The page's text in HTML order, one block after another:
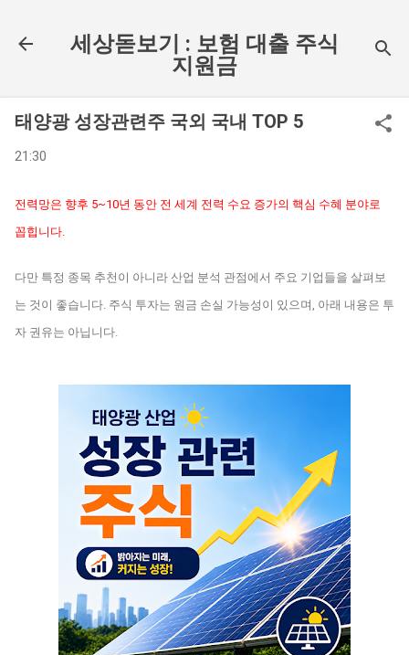
세상돋보기 : 보험 대출 주식
지원금
태양광 성장관련주 국외 국내 TOP 5
21:30
전력망은 향후 5~10년 동안 전 세계 전력 수요 증가의 핵심 수혜 분야로
꼽힙니다.
다만 특정 종목 추천이 아니라 산업 분석 관점에서 주요 기업들을 살펴보
는 것이 좋습니다. 주식 투자는 원금 손실 가능성이 있으며, 아래 내용은 투
자 권유는 아닙니다.